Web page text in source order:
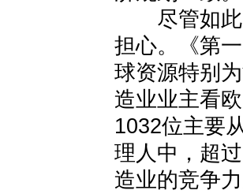
尽管如此
担心。《第
球资源特别
造业业主看
1032位主要
理人中，超
造业的竞争